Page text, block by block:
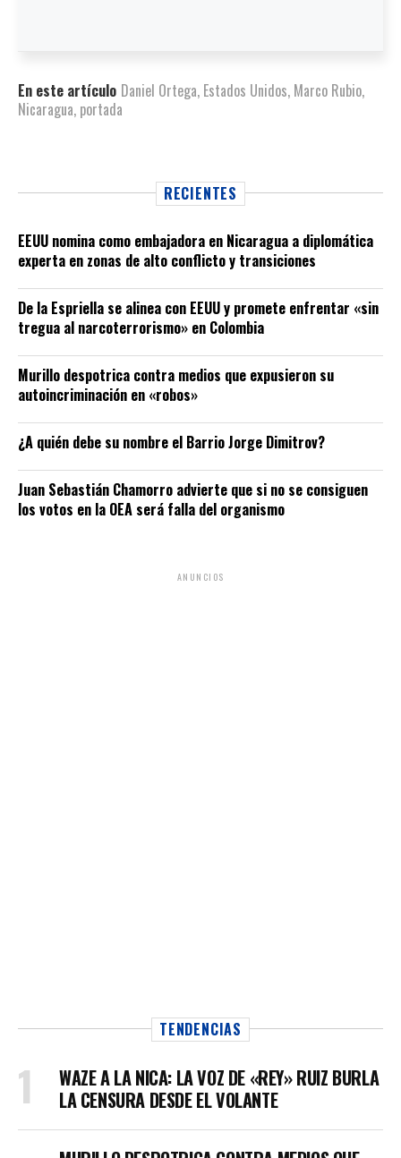
En este artículo Daniel Ortega, Estados Unidos, Marco Rubio,
Nicaragua, portada
RECIENTES
EEUU nomina como embajadora en Nicaragua a diplomática
experta en zonas de alto conflicto y transiciones
De la Espriella se alinea con EEUU y promete enfrentar «sin
tregua al narcoterrorismo» en Colombia
Murillo despotrica contra medios que expusieron su
autoincriminación en «robos»
¿A quién debe su nombre el Barrio Jorge Dimitrov?
Juan Sebastián Chamorro advierte que si no se consiguen
los votos en la OEA será falla del organismo
ANUNCIOS
TENDENCIAS
WAZE A LA NICA: LA VOZ DE «REY» RUIZ BURLA
LA CENSURA DESDE EL VOLANTE